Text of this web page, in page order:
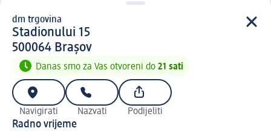
d m trgovina
dm trgovina
Stadionului 15
5 0 0 0 6 4
500064 Brașov
Danas smo za Vas otvoreni do 21 sati
Navigirati Nazvati Podijeliti
Radno vrijeme